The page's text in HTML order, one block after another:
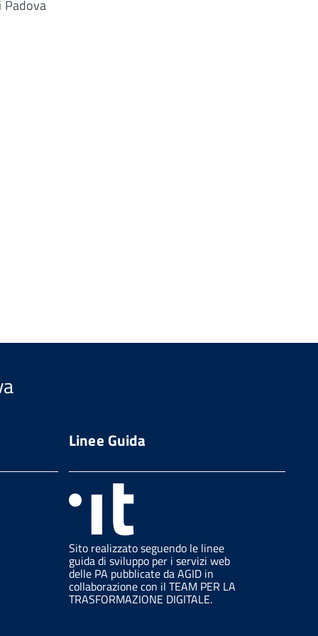
Padova
Linee Guida
Sito realizzato seguendo le linee
guida di sviluppo per i servizi web
delle PA pubblicate da AGID in
collaborazione con il TEAM PER LA
TRASFORMAZIONE DIGITALE.